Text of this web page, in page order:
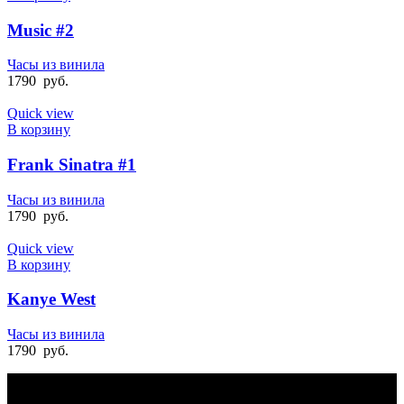
Music #2
Часы из винила
1790 руб.
Quick view
В корзину
Frank Sinatra #1
Часы из винила
1790 руб.
Quick view
В корзину
Kanye West
Часы из винила
1790 руб.